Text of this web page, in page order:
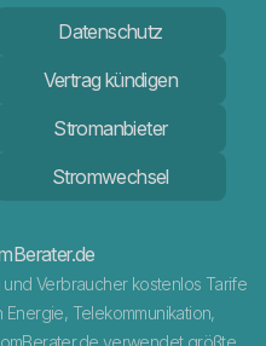
Datenschutz
Vertrag kündigen
Stromanbieter
Stromwechsel
Verbraucher kostenlos Tarife
Telekommunikation,
verwendet größte